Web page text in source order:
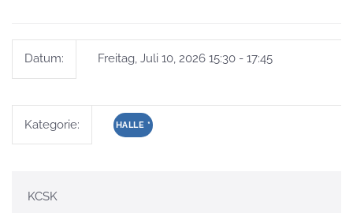
Datum: Freitag, Juli 10, 2026 15:30 - 17:45
Kategorie: HALLE *
KCSK